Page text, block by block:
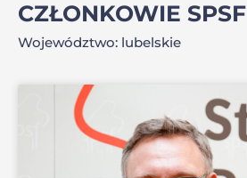
CZŁONKOWIE SPSF
Województwo: lubelskie